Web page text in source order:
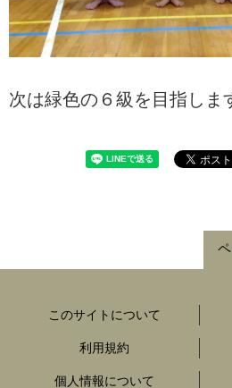
次は緑色の６級を目指しま
このサイトについて
利用規約
個人情報について